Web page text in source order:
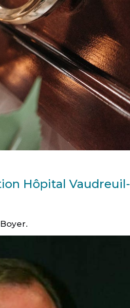
Hôpital Vaudreuil-